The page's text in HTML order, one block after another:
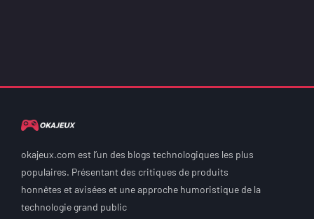
okajeux.com est l’un des blogs technologiques les plus
populaires. Présentant des critiques de produits
honnêtes et avisées et une approche humoristique de la
technologie grand public